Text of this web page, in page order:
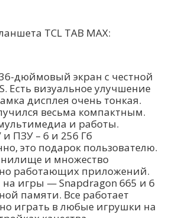
TCL TAB MAX:
дюймовый экран с честной
Есть визуальное улучшение
дисплея очень тонкая.
весьма компактным.
и работы.
ПЗУ – 6 и 256 Гб
это подарок пользователю.
и множество
работающих приложений.
игры — Snapdragon 665 и 6
памяти. Все работает
играть в любые игрушки на